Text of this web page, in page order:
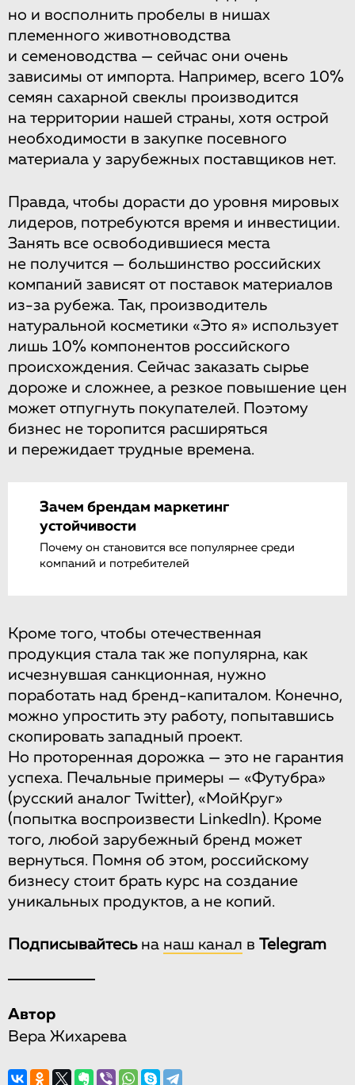
но и восполнить пробелы в нишах
племенного животноводства
и семеноводства — сейчас они очень
зависимы от импорта. Например, всего 10%
семян сахарной свеклы производится
на территории нашей страны, хотя острой
необходимости в закупке посевного
материала у зарубежных поставщиков нет.
Правда, чтобы дорасти до уровня мировых
лидеров, потребуются время и инвестиции.
Занять все освободившиеся места
не получится — большинство российских
компаний зависят от поставок материалов
из-за рубежа. Так, производитель
натуральной косметики «Это я» использует
лишь 10% компонентов российского
происхождения. Сейчас заказать сырье
дороже и сложнее, а резкое повышение цен
может отпугнуть покупателей. Поэтому
бизнес не торопится расширяться
и пережидает трудные времена.
Зачем брендам маркетинг
устойчивости
Почему он становится все популярнее среди
компаний и потребителей
Кроме того, чтобы отечественная
продукция стала так же популярна, как
исчезнувшая санкционная, нужно
поработать над бренд-капиталом. Конечно,
можно упростить эту работу, попытавшись
скопировать западный проект.
Но проторенная дорожка — это не гарантия
успеха. Печальные примеры — «Футубра»
(русский аналог Twitter), «МойКруг»
(попытка воспроизвести LinkedIn). Кроме
того, любой зарубежный бренд может
вернуться. Помня об этом, российскому
бизнесу стоит брать курс на создание
уникальных продуктов, а не копий.
Подписывайтесьна наш канал в Telegram
Автор
Вера Жихарева